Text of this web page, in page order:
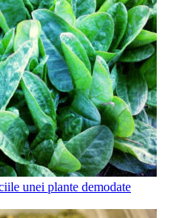
unei plante demodate